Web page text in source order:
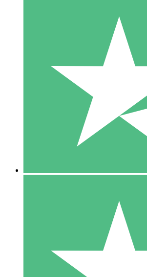
Pacotes de Créditos
Pague conforme o uso com créditos de
1000
10 Downloads
20 00